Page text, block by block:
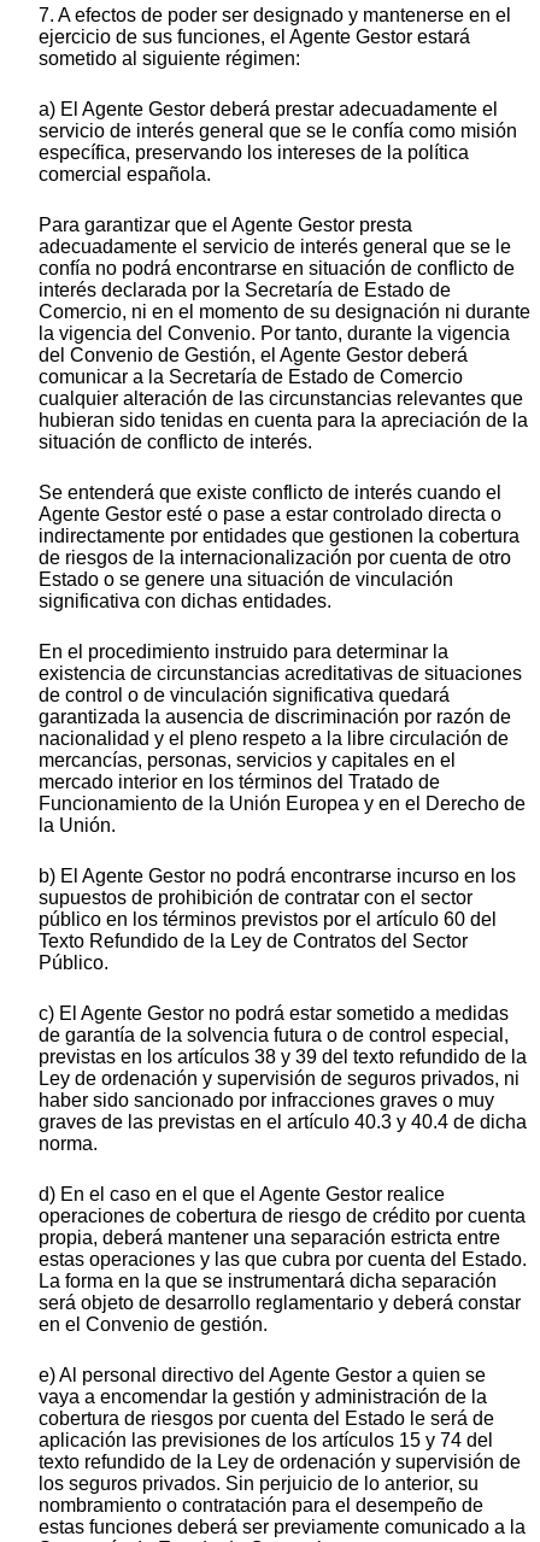
7. A efectos de poder ser designado y mantenerse en el
ejercicio de sus funciones, el Agente Gestor estará
sometido al siguiente régimen:
a) El Agente Gestor deberá prestar adecuadamente el
servicio de interés general que se le confía como misión
específica, preservando los intereses de la política
comercial española.
Para garantizar que el Agente Gestor presta
adecuadamente el servicio de interés general que se le
confía no podrá encontrarse en situación de conflicto de
interés declarada por la Secretaría de Estado de
Comercio, ni en el momento de su designación ni durante
la vigencia del Convenio. Por tanto, durante la vigencia
del Convenio de Gestión, el Agente Gestor deberá
comunicar a la Secretaría de Estado de Comercio
cualquier alteración de las circunstancias relevantes que
hubieran sido tenidas en cuenta para la apreciación de la
situación de conflicto de interés.
Se entenderá que existe conflicto de interés cuando el
Agente Gestor esté o pase a estar controlado directa o
indirectamente por entidades que gestionen la cobertura
de riesgos de la internacionalización por cuenta de otro
Estado o se genere una situación de vinculación
significativa con dichas entidades.
En el procedimiento instruido para determinar la
existencia de circunstancias acreditativas de situaciones
de control o de vinculación significativa quedará
garantizada la ausencia de discriminación por razón de
nacionalidad y el pleno respeto a la libre circulación de
mercancías, personas, servicios y capitales en el
mercado interior en los términos del Tratado de
Funcionamiento de la Unión Europea y en el Derecho de
la Unión.
b) El Agente Gestor no podrá encontrarse incurso en los
supuestos de prohibición de contratar con el sector
público en los términos previstos por el artículo 60 del
Texto Refundido de la Ley de Contratos del Sector
Público.
c) El Agente Gestor no podrá estar sometido a medidas
de garantía de la solvencia futura o de control especial,
previstas en los artículos 38 y 39 del texto refundido de la
Ley de ordenación y supervisión de seguros privados, ni
haber sido sancionado por infracciones graves o muy
graves de las previstas en el artículo 40.3 y 40.4 de dicha
norma.
d) En el caso en el que el Agente Gestor realice
operaciones de cobertura de riesgo de crédito por cuenta
propia, deberá mantener una separación estricta entre
estas operaciones y las que cubra por cuenta del Estado.
La forma en la que se instrumentará dicha separación
será objeto de desarrollo reglamentario y deberá constar
en el Convenio de gestión.
e) Al personal directivo del Agente Gestor a quien se
vaya a encomendar la gestión y administración de la
cobertura de riesgos por cuenta del Estado le será de
aplicación las previsiones de los artículos 15 y 74 del
texto refundido de la Ley de ordenación y supervisión de
los seguros privados. Sin perjuicio de lo anterior, su
nombramiento o contratación para el desempeño de
estas funciones deberá ser previamente comunicado a la